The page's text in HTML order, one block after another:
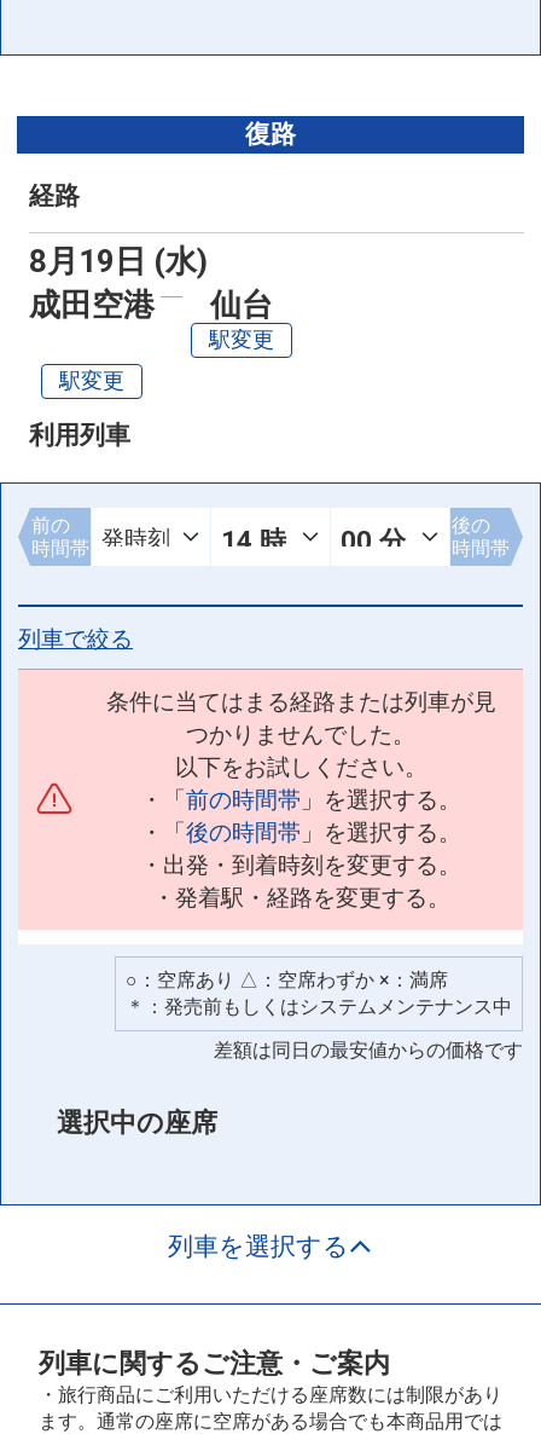
復路
経路
8月19日 (水)
成田空港
駅変更
仙台
駅変更
利用列車
前の
時間帯
後の
時間帯
列車で絞る
条件に当てはまる経路または列車が見
つかりませんでした。
以下をお試しください。
・「前の時間帯 」を選択する。
・「後の時間帯 」を選択する。
・出発・到着時刻を変更する。
・発着駅・経路を変更する。
○：空席あり △：空席わずか ×：満席
＊：発売前もしくはシステムメンテナンス中
差額は同日の最安値からの価格です
選択中の座席
列車を選択する
列車に関するご注意・ご案内
・旅行商品にご利用いただける座席数には制限があり
ます。通常の座席に空席がある場合でも本商品用では